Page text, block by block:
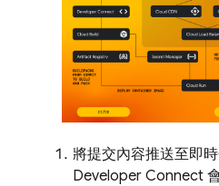
將提交內容推送至即
Developer Connect